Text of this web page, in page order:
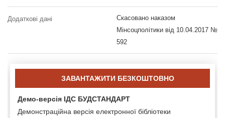
Додаткові дані
Скасовано наказом
Мінсоцполітики від 10.04.2017 №
592
ЗАВАНТАЖИТИ БЕЗКОШТОВНО
Демо-версія ІДС БУДСТАНДАРТ
Демонстраційна версія електронної бібліотеки